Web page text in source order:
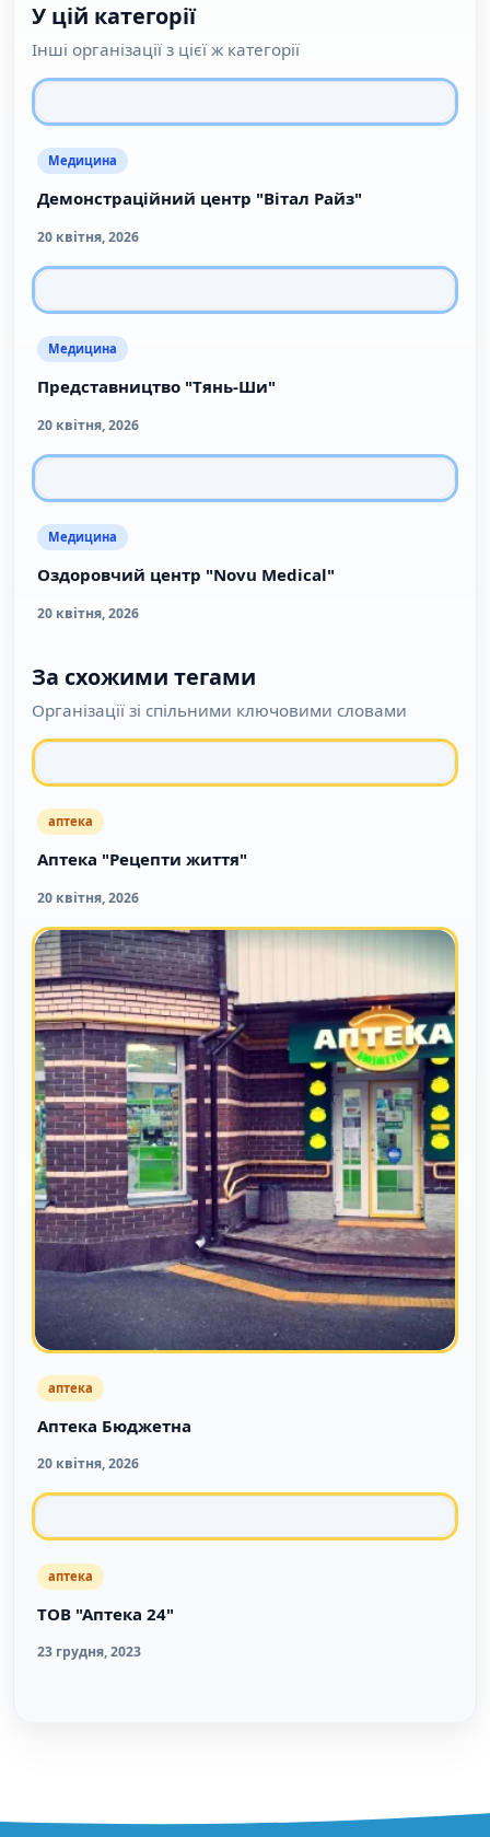
У цій категорії
Інші організації з цієї ж категорії
Медицина
Демонстраційний центр "Вітал Райз"
20 квітня, 2026
Медицина
Представництво "Тянь-Ши"
20 квітня, 2026
Медицина
Оздоровчий центр "Novu Medical"
20 квітня, 2026
За схожими тегами
Організації зі спільними ключовими словами
аптека
Аптека "Рецепти життя"
20 квітня, 2026
аптека
Аптека Бюджетна
20 квітня, 2026
аптека
ТОВ "Аптека 24"
23 грудня, 2023